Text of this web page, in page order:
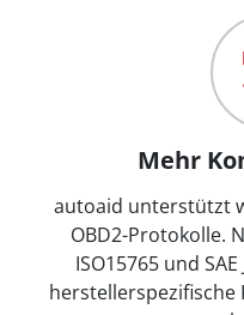
Mehr
autoaid unterstützt
OBD2-Protokolle.
ISO15765 und